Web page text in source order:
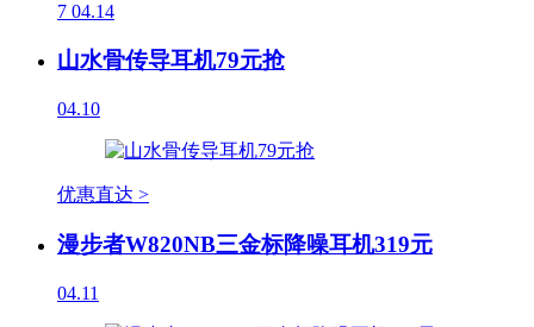
7 04.14
山水骨传导耳机79元抢
04.10
优惠直达 >
漫步者W820NB三金标降噪耳机319元
04.11